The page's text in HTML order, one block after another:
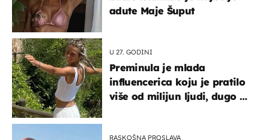
adute Maje Šuput
U 27. GODINI
Preminula je mlada
influencerica koju je pratilo
više od milijun ljudi, dugo se
RASKOŠNA PROSLAVA